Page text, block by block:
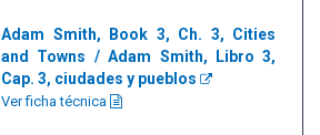
Adam Smith, Book 3, Ch. 3, Cities
and Towns / Adam Smith, Libro 3,
Cap. 3, ciudades y pueblos
Ver ficha técnica